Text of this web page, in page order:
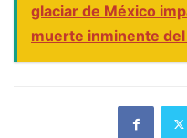
glaciar de México
muerte inminente del